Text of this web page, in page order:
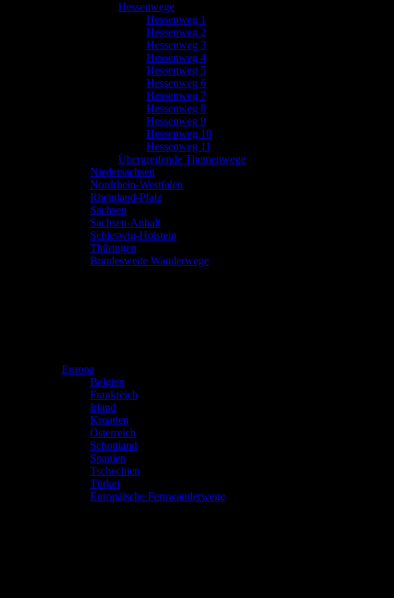
Hessenwege
Hessenweg 1
Hessenweg 2
Hessenweg 3
Hessenweg 4
Hessenweg 5
Hessenweg 6
Hessenweg 7
Hessenweg 8
Hessenweg 9
Hessenweg 10
Hessenweg 11
Übergreifende Themenwege
Niedersachsen
Nordrhein-Westfalen
Rheinland-Pfalz
Sachsen
Sachsen-Anhalt
Schleswig-Holstein
Thüringen
Bundesweite Wanderwege
Europa
Belgien
Frankreich
Irland
Kroatien
Österreich
Schottland
Spanien
Tschechien
Türkei
Europäische Fernwanderwege